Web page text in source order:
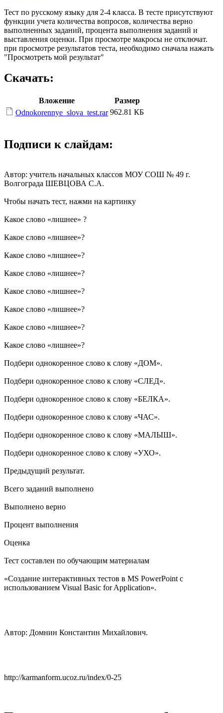
Тест по русскому языку для 2-4 класса. В тесте присутствуют
функции учета количества вопросов, количества верно
выполненных заданий, процента выполнения заданий и
выставления оценки. При просмотре макросы не отключат.
при просмотре результатов теста, необходимо сначала нажать
"Просмотреть мой результат"
Скачать:
Вложение
Размер
Odnokorennye_slova_test.rar 962.81 КБ
Подписи к слайдам:
Автор: учитель начальных классов МОУ СОШ № 49 г.
Волгограда ШЕВЦОВА С.А.
Чтобы начать тест, нажми на картинку
Какое слово «лишнее» ?
Какое слово «лишнее»?
Какое слово «лишнее»?
Какое слово «лишнее»?
Какое слово «лишнее»?
Какое слово «лишнее»?
Какое слово «лишнее»?
Какое слово «лишнее»?
Подбери однокоренное слово к слову «ДОМ».
Подбери однокоренное слово к слову «СЛЕД».
Подбери однокоренное слово к слову «БЕЛКА».
Подбери однокоренное слово к слову «ЧАС».
Подбери однокоренное слово к слову «МАЛЫШ».
Подбери однокоренное слово к слову «УХО».
Предыдущий результат.
Всего заданий выполнено
Выполнено верно
Процент выполнения
Оценка
Тест составлен по обучающим материалам
«Создание интерактивных тестов в MS PowerPoint c
использованием Visual Basic for Application».
Автор: Домнин Константин Михайлович.
http://karmanform.ucoz.ru/index/0-25